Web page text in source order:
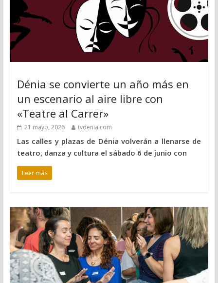
Dénia se convierte un año más en
un escenario al aire libre con
«Teatre al Carrer»
21 mayo, 2026 tvdenia.com
Las calles y plazas de Dénia volverán a llenarse de
teatro, danza y cultura el sábado 6 de junio con
Leer más